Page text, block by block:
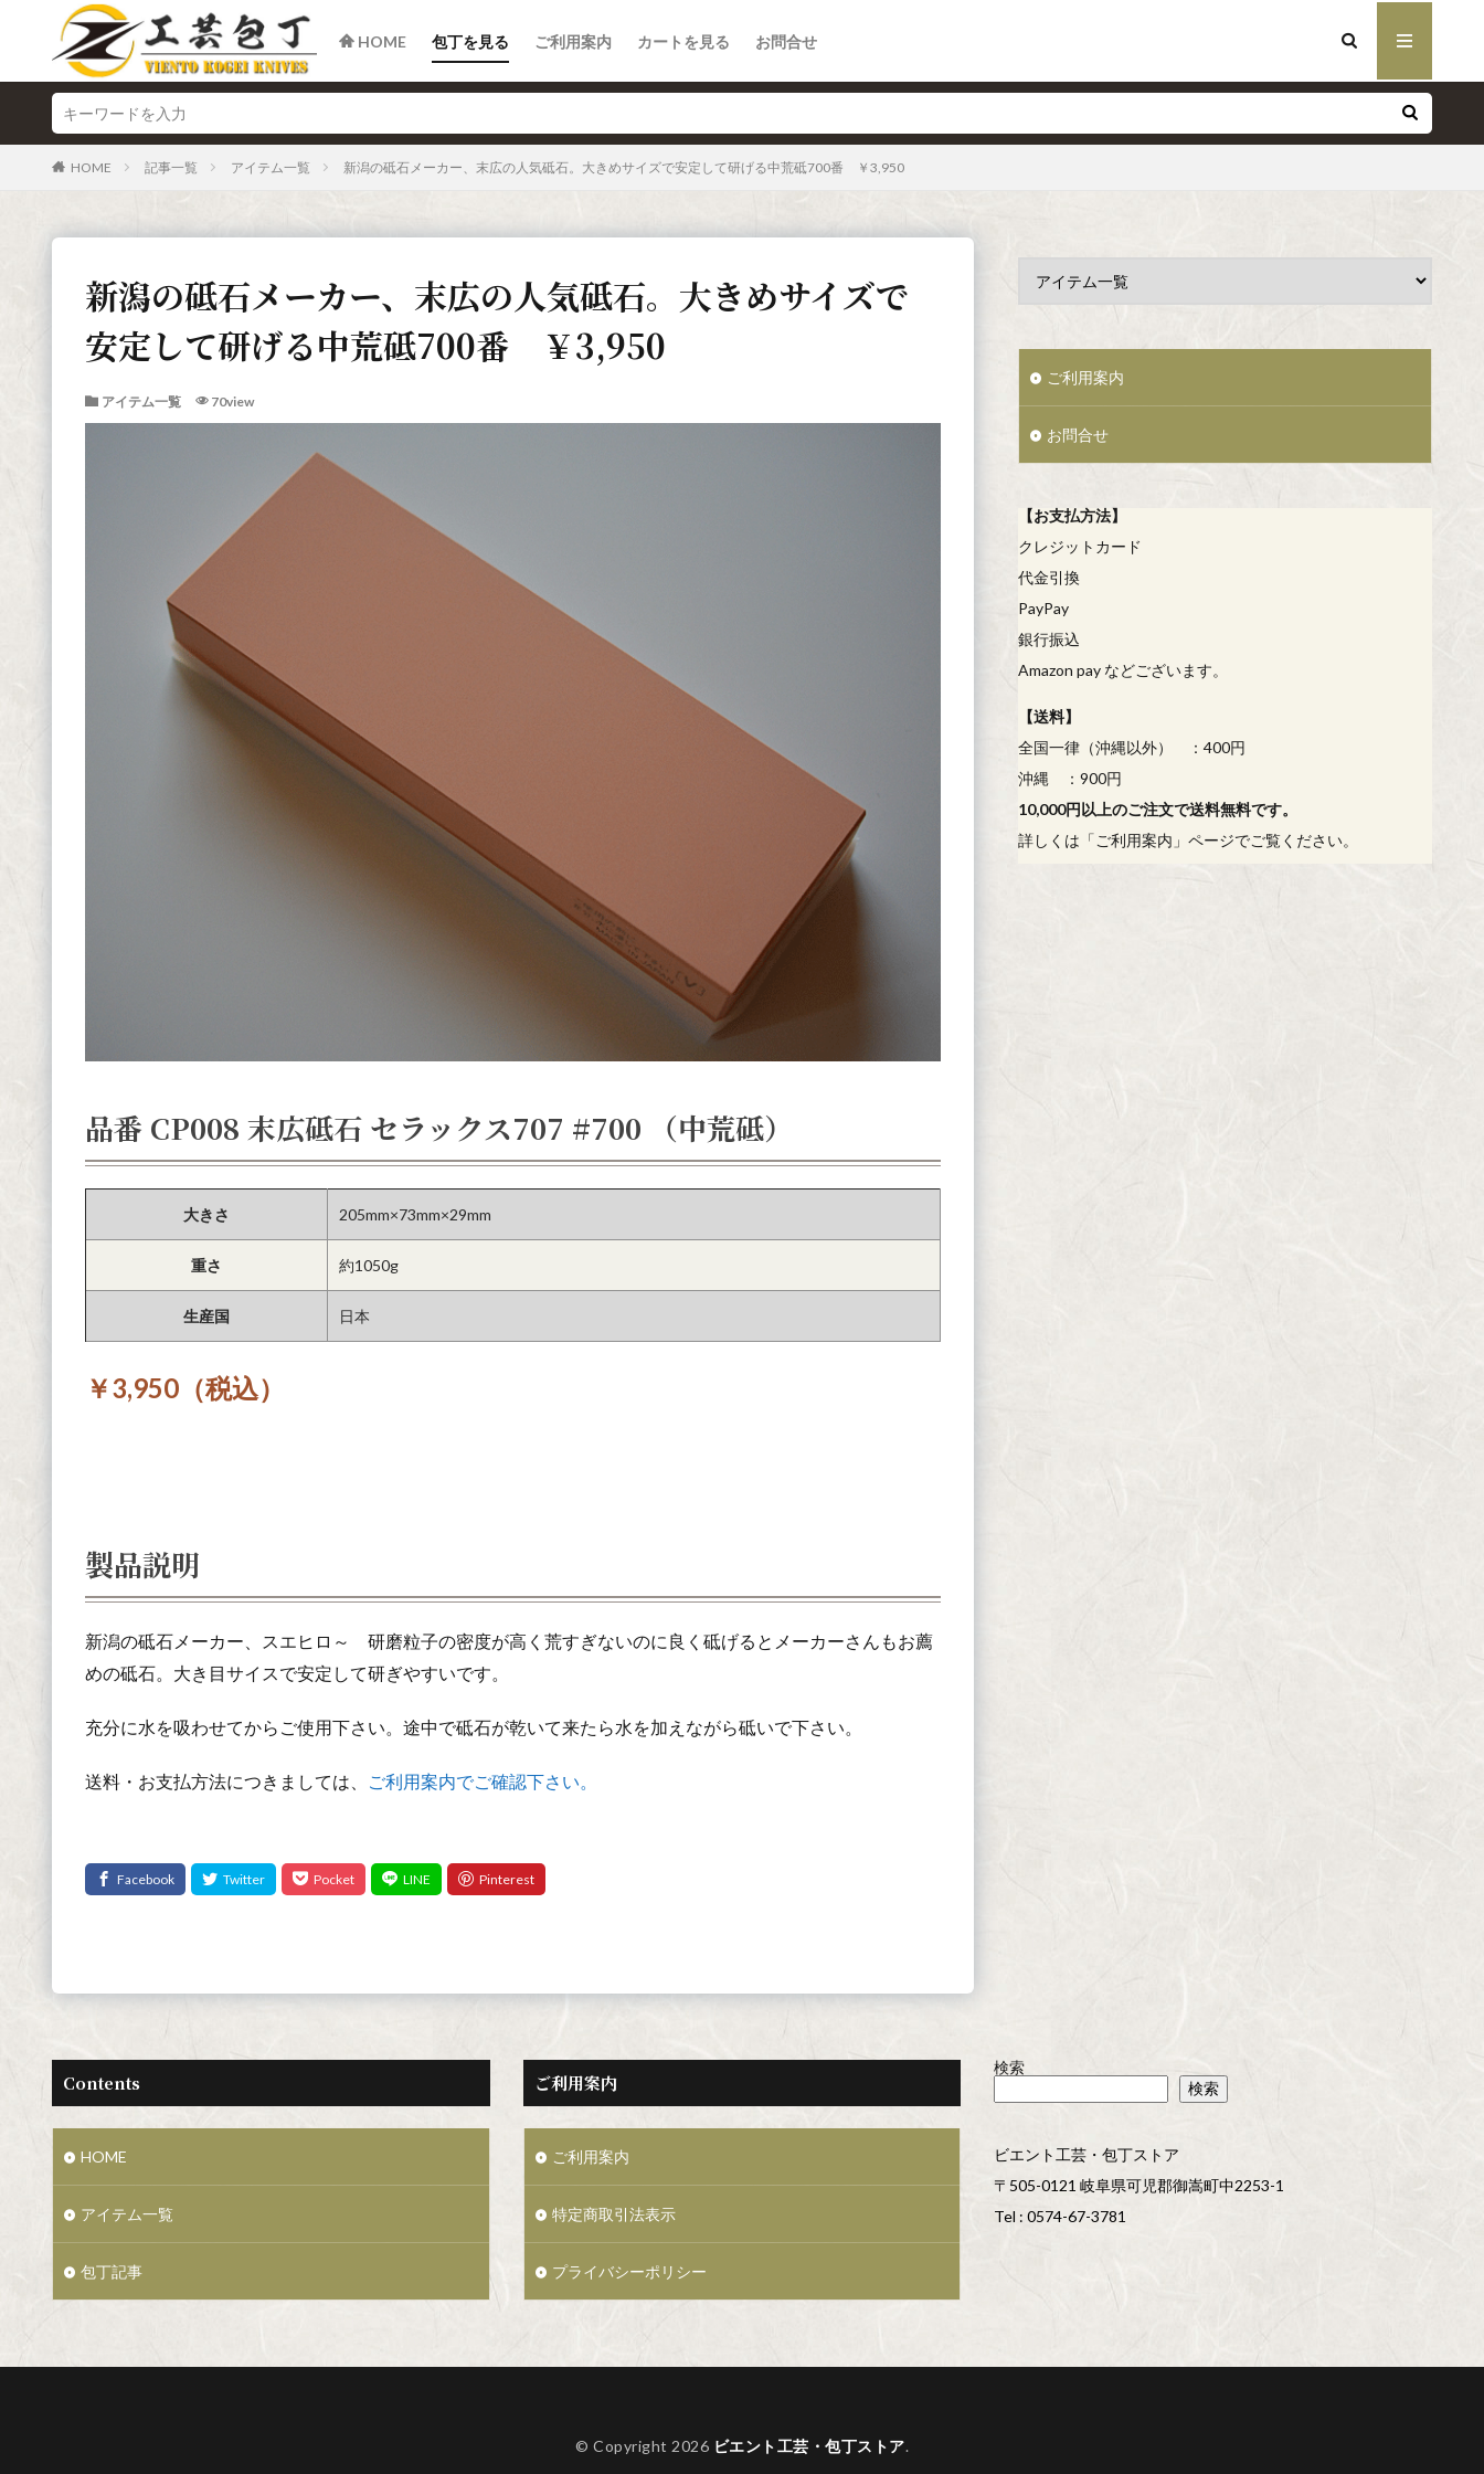
HOME 包丁を見る ご利用案内 カートを見る お問合せ
HOME 記事一覧 アイテム一覧 新潟の砥石メーカー、末広の人気砥石。大きめサイズで安定して研げる中荒砥700番 ￥3,950
新潟の砥石メーカー、末広の人気砥石。大きめサイズで
安定して研げる中荒砥700番 ￥3,950
アイテム一覧 70view
品番 CP008 末広砥石 セラックス707 #700 （中荒砥）
大きさ 205mm×73mm×29mm
重さ 約1050g
生産国 日本
￥3,950（税込）
製品説明
新潟の砥石メーカー、スエヒロ～ 研磨粒子の密度が高く荒すぎないのに良く砥げるとメーカーさんもお薦
めの砥石。大き目サイスで安定して研ぎやすいです。
充分に水を吸わせてからご使用下さい。途中で砥石が乾いて来たら水を加えながら砥いで下さい。
送料・お支払方法につきましては、 ご利用案内でご確認下さい。
ご利用案内
お問合せ
【お支払方法】
クレジットカード
代金引換
PayPay
銀行振込
Amazon pay などございます。
【送料】
全国一律（沖縄以外） ：400円
沖縄 ：900円
10,000円以上のご注文で送料無料です。
詳しくは「ご利用案内 」ページでご覧ください。
Contents
HOME
アイテム一覧
包丁記事
ご利用案内
ご利用案内
特定商取引法表示
プライバシーポリシー
検索
検索
ビエント工芸・包丁ストア
〒505-0121 岐阜県可児郡御嵩町中2253-1
Tel : 0574-67-3781
© Copyright 2026 ビエント工芸・包丁ストア.